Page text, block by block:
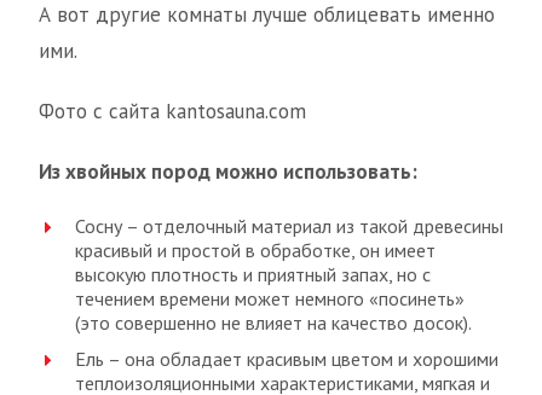
А вот другие комнаты лучше облицевать именно
ими.
Фото с сайта kantosauna.com
Из хвойных пород можно использовать:
Сосну – отделочный материал из такой древесины
красивый и простой в обработке, он имеет
высокую плотность и приятный запах, но с
течением времени может немного «посинеть»
(это совершенно не влияет на качество досок).
Ель – она обладает красивым цветом и хорошими
теплоизоляционными характеристиками, мягкая и